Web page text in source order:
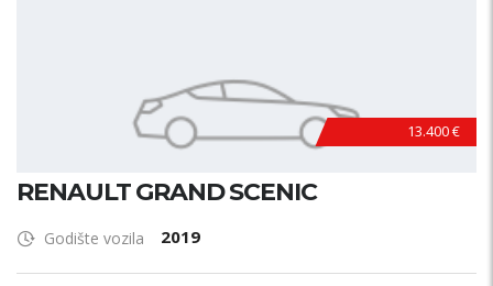
13.400 €
RENAULT GRAND SCENIC
Godište vozila 2019